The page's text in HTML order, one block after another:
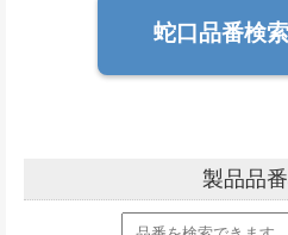
蛇口品番検
製品品